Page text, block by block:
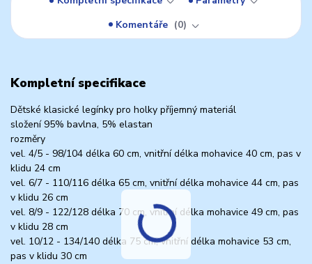
Komentáře
0
Kompletní specifikace
Dětské klasické legínky pro holky příjemný materiál
složení 95% bavlna, 5% elastan
rozměry
vel. 4/5 - 98/104 délka 60 cm, vnitřní délka mohavice 40 cm, pas v
klidu 24 cm
vel. 6/7 - 110/116 délka 65 cm, vnitřní délka mohavice 44 cm, pas
v klidu 26 cm
vel. 8/9 - 122/128 délka 70 cm, vnitřní délka mohavice 49 cm, pas
v klidu 28 cm
vel. 10/12 - 134/140 délka 75 cm, vnitřní délka mohavice 53 cm,
pas v klidu 30 cm